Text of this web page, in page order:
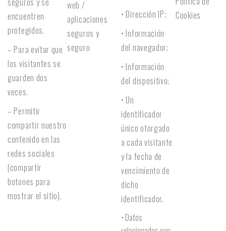
encuentren
protegidos.
– Para evitar que
los visitantes se
guarden dos
veces.
– Permitir
compartir nuestro
contenido en las
redes sociales
(compartir
botones para
mostrar el sitio).
web /
aplicaciones
seguros y
seguro
• Dirección IP;
• Información
del navegador;
• Información
del dispositivo;
• Un
identificador
único otorgado
a cada visitante
y la fecha de
vencimiento de
dicho
identificador.
Cookies
• Datos